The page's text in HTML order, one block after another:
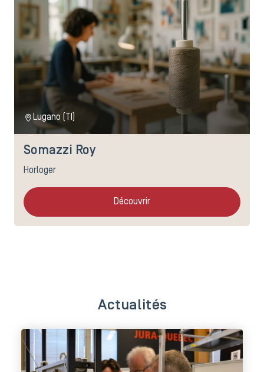
Lugano (TI)
Somazzi Roy
Horloger
Découvrir
Actualités